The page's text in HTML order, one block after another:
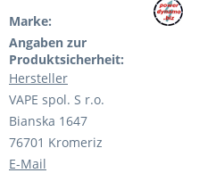
Marke:
Angaben zur
Produktsicherheit:
Hersteller
VAPE spol. S r.o.
Bianska 1647
76701 Kromeriz
E-Mail